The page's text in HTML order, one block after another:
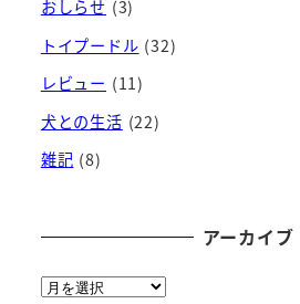
おしらせ (3)
トイプードル (32)
レビュー (11)
犬との生活 (22)
雑記 (8)
アーカイブ
ア